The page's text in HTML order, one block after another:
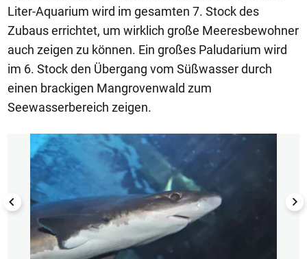
Liter-Aquarium wird im gesamten 7. Stock des
Zubaus errichtet, um wirklich große Meeresbewohner
auch zeigen zu können. Ein großes Paludarium wird
im 6. Stock den Übergang vom Süßwasser durch
einen brackigen Mangrovenwald zum
Seewasserbereich zeigen.
1/3